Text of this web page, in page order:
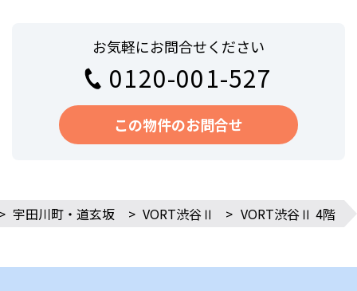
お気軽にお問合せください
0120-001-527
この物件のお問合せ
宇田川町・道玄坂 > VORT渋谷Ⅱ > VORT渋谷Ⅱ 4階